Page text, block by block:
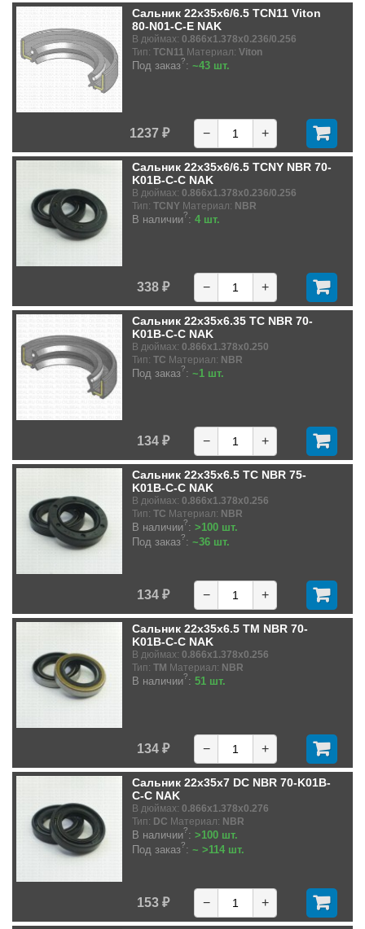
Сальник 22x35x6/6.5 TCN11 Viton
80-N01-C-E NAK
В дюймах: 0.866x1.378x0.236/0.256
Тип: TCN11 Материал: Viton
Под заказ?: ~43 шт.
1237 ₽ − +
Сальник 22x35x6/6.5 TCNY NBR 70-
K01B-C-C NAK
В дюймах: 0.866x1.378x0.236/0.256
Тип: TCNY Материал: NBR
В наличии?: 4 шт.
338 ₽ − +
Сальник 22x35x6.35 TC NBR 70-
K01B-C-C NAK
В дюймах: 0.866x1.378x0.250
Тип: TC Материал: NBR
Под заказ?: ~1 шт.
134 ₽ − +
Сальник 22x35x6.5 TC NBR 75-
K01B-C-C NAK
В дюймах: 0.866x1.378x0.256
Тип: TC Материал: NBR
В наличии?: >100 шт.
Под заказ?: ~36 шт.
134 ₽ − +
Сальник 22x35x6.5 TM NBR 70-
K01B-C-C NAK
В дюймах: 0.866x1.378x0.256
Тип: TM Материал: NBR
В наличии?: 51 шт.
134 ₽ − +
Сальник 22x35x7 DC NBR 70-K01B-
C-C NAK
В дюймах: 0.866x1.378x0.276
Тип: DC Материал: NBR
В наличии?: >100 шт.
Под заказ?: ~ >114 шт.
153 ₽ − +